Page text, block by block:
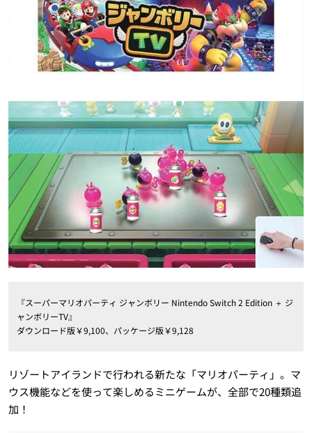
『スーパーマリオパーティ ジャンボリー Nintendo Switch 2 Edition ＋ ジ
ャンボリーTV』
ダウンロード版￥9,100、パッケージ版￥9,128
リゾートアイランドで行われる新たな「マリオパーティ」。マ
ウス機能などを使って楽しめるミニゲームが、全部で20種類追
加！